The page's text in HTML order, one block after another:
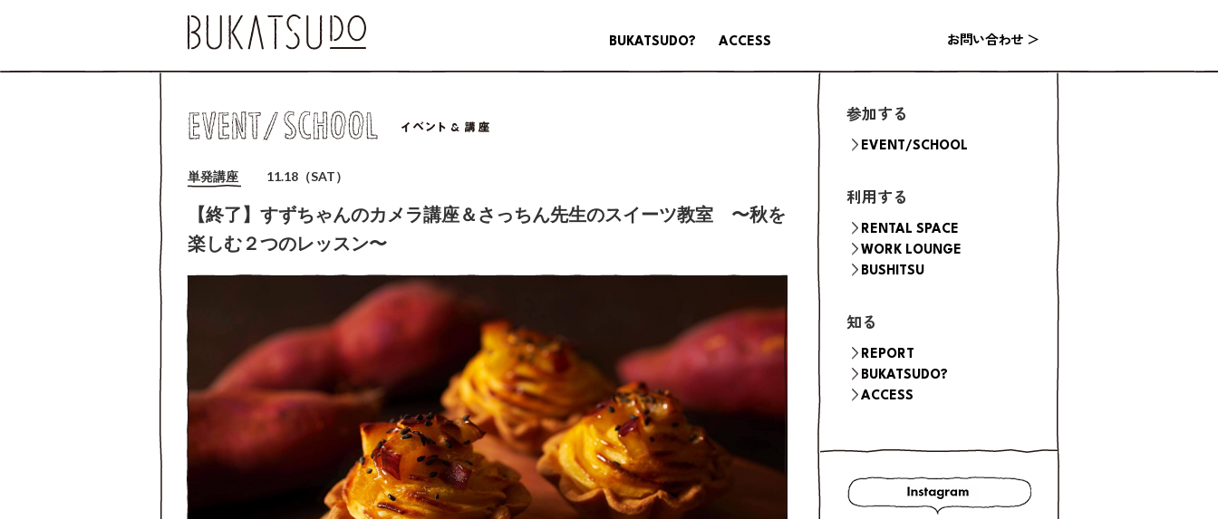
BUKATSUDO? ACCESS お問い合わせ ＞
単発講座 11.18（SAT）
【終了】すずちゃんのカメラ講座＆さっちん先生のスイーツ教室 〜秋を
楽しむ２つのレッスン〜
参加する
EVENT/SCHOOL
利用する
RENTAL SPACE
FLOW（ご利用の流れ）
KITCHEN
STUDIO
ROOM
WORK LOUNGE
BUSHITSU
知る
REPORT
BUKATSUDO?
ACCESS